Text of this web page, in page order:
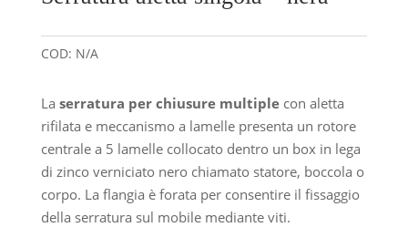
COD: N/A
La serratura per chiusure multiplecon aletta
rifilata e meccanismo a lamelle presenta un rotore
centrale a 5 lamelle collocato dentro un box in lega
di zinco verniciato nero chiamato statore, boccola o
corpo. La flangia è forata per consentire il fissaggio
della serratura sul mobile mediante viti.